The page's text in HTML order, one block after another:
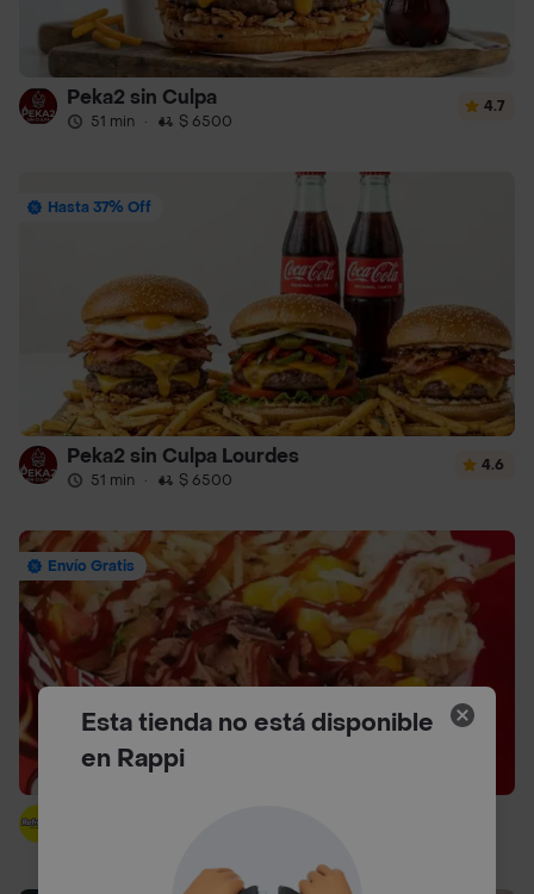
Peka2 sin Culpa
51 min · $ 6500
4.7
Hasta 37% Off
Peka2 sin Culpa Lourdes
51 min · $ 6500
4.6
Envío Gratis
Esta tienda no está disponible
en Rappi